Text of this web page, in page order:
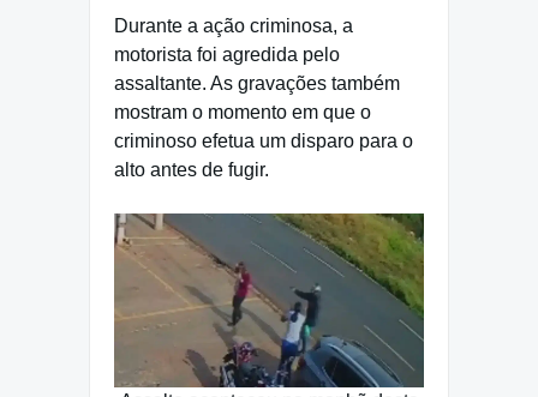
Durante a ação criminosa, a
motorista foi agredida pelo
assaltante. As gravações também
mostram o momento em que o
criminoso efetua um disparo para o
alto antes de fugir.